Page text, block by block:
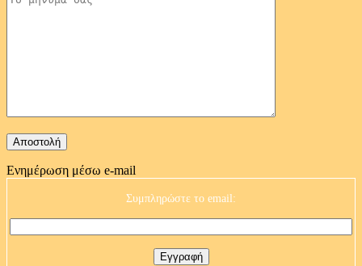
Ενημέρωση μέσω e-mail
Συμπληρώστε το email: